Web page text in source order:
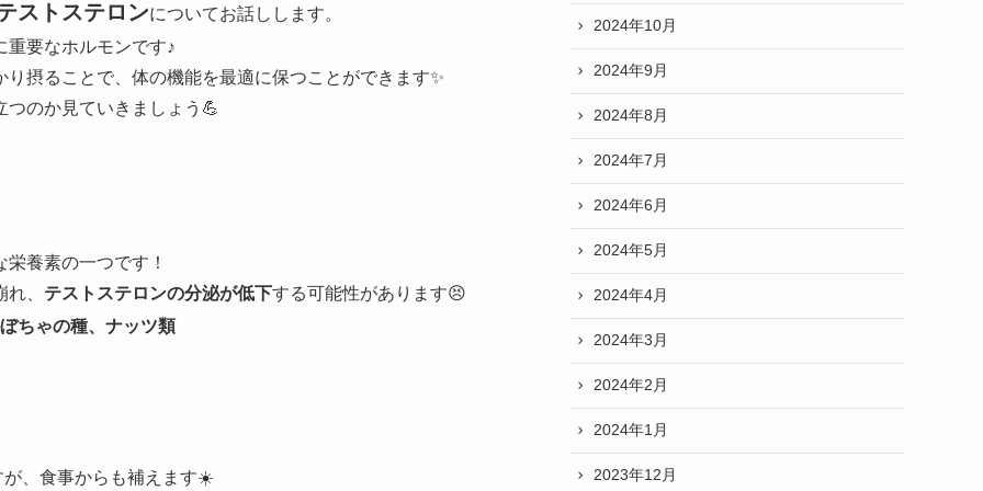
ストステロンについてお話しします。
重要なホルモンです♪
摂ることで、体の機能を最適に保つことができます✨
のか見ていきましょう💪
養素の一つです！
れ、 テストステロンの分泌が低下する可能性があります😣
ちゃの種、ナッツ類
、食事からも補えます☀️
2024年10月
2024年9月
2024年8月
2024年7月
2024年6月
2024年5月
2024年4月
2024年3月
2024年2月
2024年1月
2023年12月